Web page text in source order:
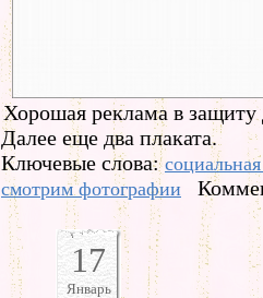
Хорошая реклама в
Далее еще два плаката.
Ключевые слова:
смотрим фотографии
17
Январь